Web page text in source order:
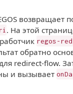
возвращает
. На этой
regos-
обратно
redirect-flow.
и вызывает